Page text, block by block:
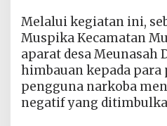
Melalui kegiatan ini,
Muspika Kecamatan
aparat desa Meunasah
himbauan kepada para
pengguna narkoba
negatif yang